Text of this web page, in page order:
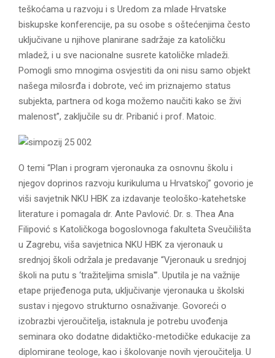
teškoćama u razvoju i s Uredom za mlade Hrvatske
biskupske konferencije, pa su osobe s oštećenjima često
uključivane u njihove planirane sadržaje za katoličku
mladež, i u sve nacionalne susrete katoličke mladeži.
Pomogli smo mnogima osvjestiti da oni nisu samo objekt
našega milosrđa i dobrote, već im priznajemo status
subjekta, partnera od koga možemo naučiti kako se živi
malenost”, zaključile su dr. Pribanić i prof. Matoic.
O temi “Plan i program vjeronauka za osnovnu školu i
njegov doprinos razvoju kurikuluma u Hrvatskoj” govorio je
viši savjetnik NKU HBK za izdavanje teološko-katehetske
literature i pomagala dr. Ante Pavlović. Dr. s. Thea Ana
Filipović s Katoličkoga bogoslovnoga fakulteta Sveučilišta
u Zagrebu, viša savjetnica NKU HBK za vjeronauk u
srednjoj školi održala je predavanje “Vjeronauk u srednjoj
školi na putu s ‘tražiteljima smisla'”. Uputila je na važnije
etape prijeđenoga puta, uključivanje vjeronauka u školski
sustav i njegovo strukturno osnaživanje. Govoreći o
izobrazbi vjeroučitelja, istaknula je potrebu uvođenja
seminara oko dodatne didaktičko-metodičke edukacije za
diplomirane teologe, kao i školovanje novih vjeroučitelja. U